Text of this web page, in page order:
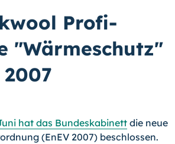
Profi-
"Wärmeschutz"
hat das Bundeskabinett die neue
(EnEV 2007) beschlossen.